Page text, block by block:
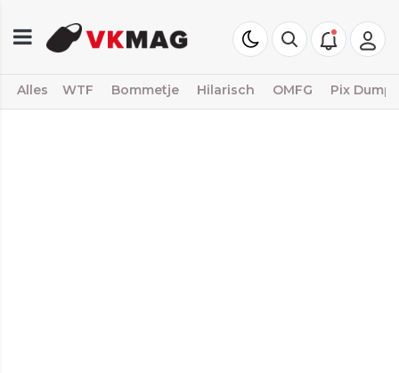
Alles WTF Bommetje Hilarisch OMFG Pix Dump